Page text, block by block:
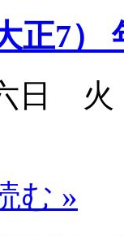
正7）
日 火
む »